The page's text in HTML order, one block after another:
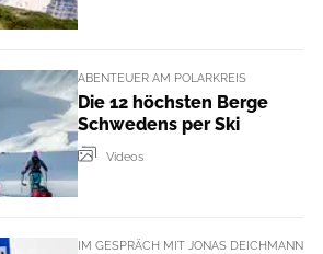
ABENTEUER AM POLARKREIS
Die 12 höchsten Berge
Schwedens per Ski
Videos
IM GESPRÄCH MIT JONAS DEICHMANN